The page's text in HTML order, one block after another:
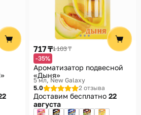
717 ₸1 103 ₸
-35%
Ароматизатор подвесной
«Дыня»
5 мл New Galaxy
5.0
2 отзыва
Доставим бесплатно 22
августа